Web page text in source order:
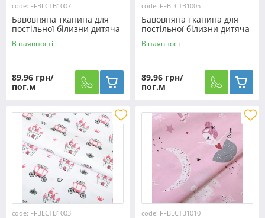
code: FFBLCTB1007
Бавовняна тканина для
постільної білизни дитяча
CTB1007
В наявності
89,96 грн/
пог.м
code: FFBLCTB1005
Бавовняна тканина для
постільної білизни дитяча
CTB1005
В наявності
89,96 грн/
пог.м
code: FFBLCTB1003 code: FFBLCTB1010